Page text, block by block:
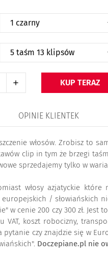
KUP TERAZ
OPINIE KLIENTEK
włosów. Zrobisz to
clip in tym że brzegi
sprzedajemy tylko w
włosy azjatyckie
/ słowiańskich
cenie 200 czy 300 zł. Jest
koszt robocizny,
pytanie czy znajdzie się w
Doczepiane.pl nie